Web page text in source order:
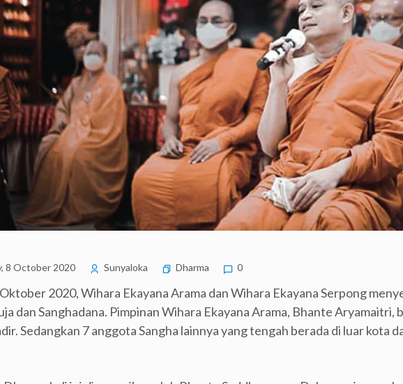
8 October 2020 Sunyaloka Dharma 0
2020, Wihara Ekayana Arama dan Wihara Ekayana Serpong
dan Sanghadana. Pimpinan Wihara Ekayana Arama, Bhante Aryamaitri,
Sedangkan 7 anggota Sangha lainnya yang tengah berada di luar kota